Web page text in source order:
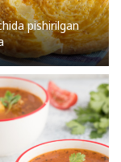
pishirilgan